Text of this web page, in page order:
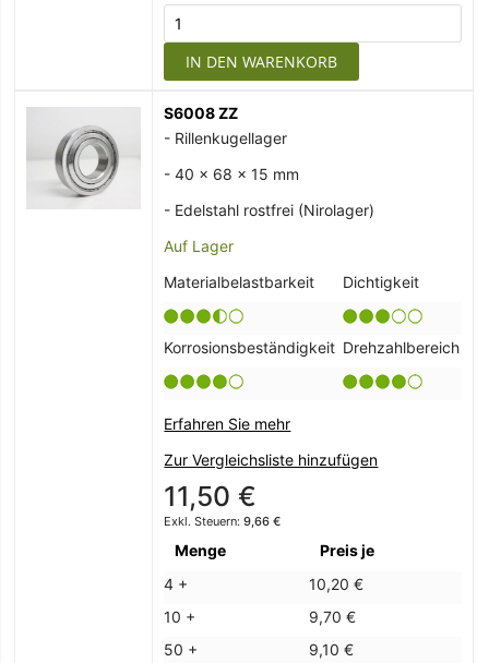
IN DEN WARENKORB
S6008 ZZ
- Rillenkugellager
- 40 x 68 x 15 mm
- Edelstahl rostfrei (Nirolager)
Auf Lager
Materialbelastbarkeit
Dichtigkeit
Korrosionsbeständigkeit Drehzahlbereich
Erfahren Sie mehr
Zur Vergleichsliste hinzufügen
11,50 €
9,66 €
Menge
Preis je
4 +
10,20 €
10 +
9,70 €
50 +
9,10 €